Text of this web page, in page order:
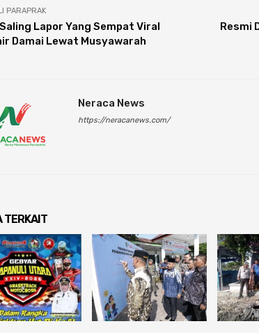
PARAPRAK
Lapor Yang Sempat Viral
Damai Lewat Musyawarah
Resmi
Neraca News
https://neracanews.com/
TERKAIT